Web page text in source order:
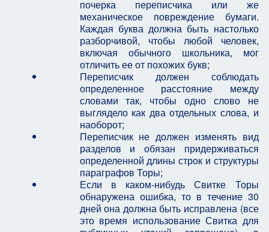
почерка переписчика или же
механическое повреждение бумаги.
Каждая буква должна быть настолько
разборчивой, чтобы любой человек,
включая обычного школьника, мог
отличить ее от похожих букв;
Переписчик должен соблюдать
определенное расстояние между
словами так, чтобы одно слово не
выглядело как два отдельных слова, и
наоборот;
Переписчик не должен изменять вид
разделов и обязан придерживаться
определенной длины строк и структуры
параграфов Торы;
Если в каком-нибудь Свитке Торы
обнаружена ошибка, то в течение 30
дней она должна быть исправлена (все
это время использование Свитка для